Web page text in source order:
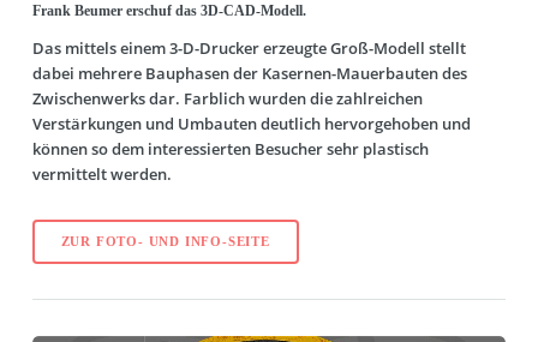
Frank Beumer erschuf das 3D-CAD-Modell.
Das mittels einem 3-D-Drucker erzeugte Groß-Modell stellt
dabei mehrere Bauphasen der Kasernen-Mauerbauten des
Zwischenwerks dar. Farblich wurden die zahlreichen
Verstärkungen und Umbauten deutlich hervorgehoben und
können so dem interessierten Besucher sehr plastisch
vermittelt werden.
ZUR FOTO- UND INFO-SEITE